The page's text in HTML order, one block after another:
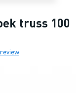
truss 100